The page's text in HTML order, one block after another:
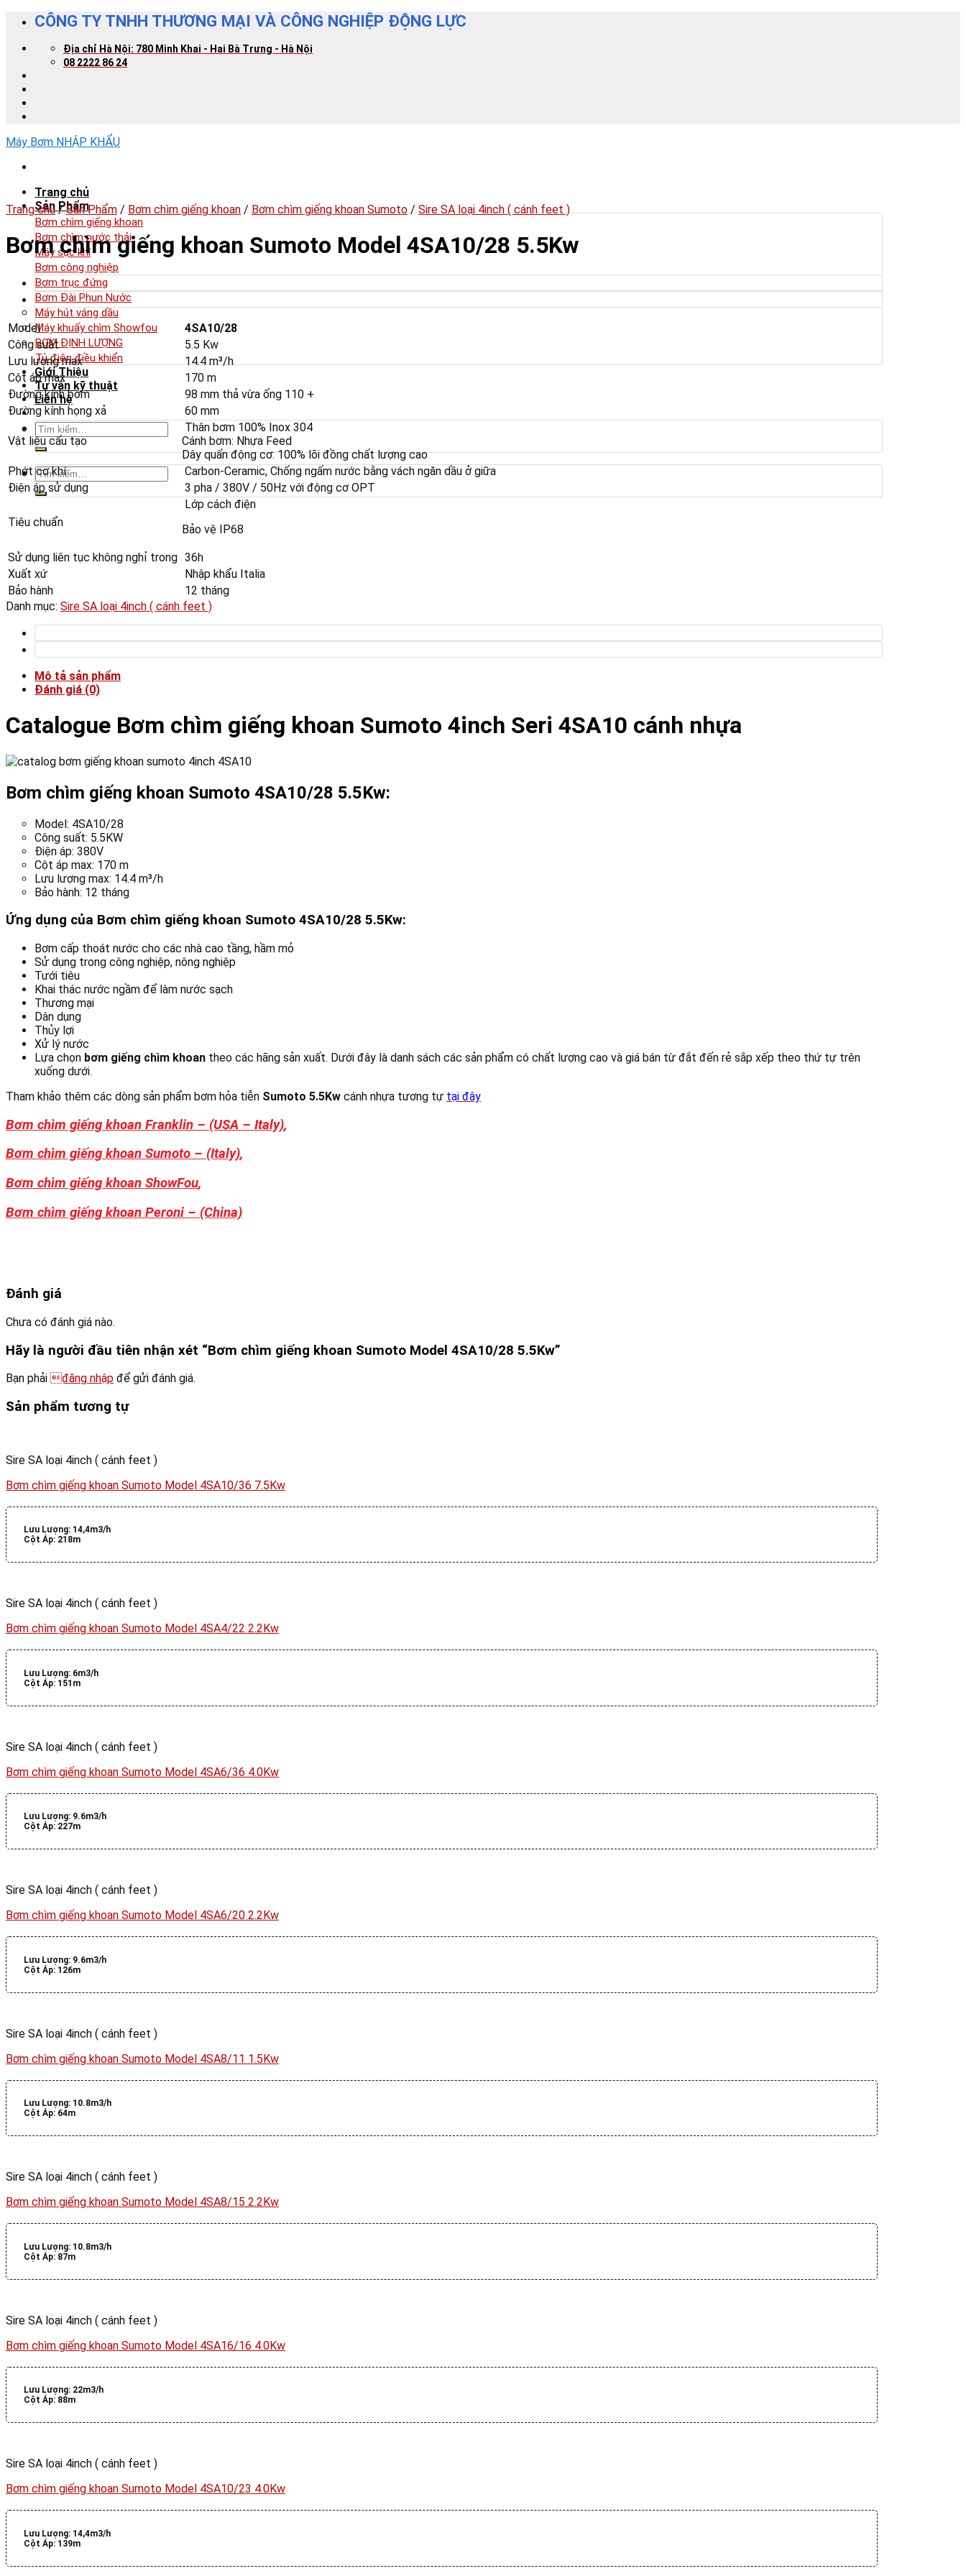
Skip
content
CÔNG TY TNHH THƯƠNG MẠI VÀ CÔNG NGHIỆP ĐỘNG LỰC
Địa chỉ Hà Nội: 780 Minh Khai - Hai Bà Trưng - Hà Nội
08 2222 86 24
Máy Bơm NHẬP KHẨU
Trang chủ
Sản Phẩm
Bơm chìm giếng khoan
Bơm chìm nước thải
Máy sục khí
Bơm công nghiệp
Bơm trục đứng
Bơm Đài Phun Nước
Máy hút váng dầu
Máy khuấy chìm Showfou
BƠM ĐỊNH LƯỢNG
Tủ điện điều khiển
Giới Thiệu
Tư vấn kỹ thuật
Liên hệ
Tìm
kiếm:
Tìm
kiếm:
Trang chủ / Sản Phẩm / Bơm chìm giếng khoan / Bơm chìm giếng khoan Sumoto / Sire SA loại 4inch ( cánh feet )
Bơm chìm giếng khoan Sumoto Model 4SA10/28 5.5Kw
Model
4SA10/28
Công suất
5.5 Kw
Lưu lượng max
14.4 m³/h
Cột áp max
170 m
Đường kính bơm
98 mm thả vừa ống 110 +
Đường kính họng xả
60 mm
Vật liệu cấu tạo
Thân bơm 100% Inox 304
Cánh bơm: Nhựa Feed
Dây quấn động cơ: 100% lõi đồng chất lượng cao
Phớt cơ khí
Carbon-Ceramic, Chống ngấm nước bằng vách ngăn dầu ở giữa
Điện áp sử dụng
3 pha / 380V / 50Hz với động cơ OPT
Tiêu chuẩn
Lớp cách điện
Bảo vệ IP68
Sử dụng liên tục không nghỉ trong 36h
Xuất xứ
Nhập khẩu Italia
Bảo hành
12 tháng
Danh mục: Sire SA loại 4inch ( cánh feet )
Mô tả sản phẩm
Đánh giá (0)
Catalogue Bơm chìm giếng khoan Sumoto 4inch Seri 4SA10 cánh nhựa
Bơm chìm giếng khoan Sumoto 4SA10/28 5.5Kw:
Model: 4SA10/28
Công suất: 5.5KW
Điện áp: 380V
Cột áp max: 170 m
Lưu lượng max: 14.4 m³/h
Bảo hành: 12 tháng
Ứng dụng của Bơm chìm giếng khoan Sumoto 4SA10/28 5.5Kw:
Bơm cấp thoát nước cho các nhà cao tầng, hầm mỏ
Sử dụng trong công nghiệp, nông nghiệp
Tưới tiêu
Khai thác nước ngầm để làm nước sạch
Thương mại
Dân dụng
Thủy lợi
Xử lý nước
Lựa chọn bơm giếng chìm khoan theo các hãng sản xuất. Dưới đây là danh sách các sản phẩm có chất lượng cao và giá bán từ đắt đến rẻ sắp xếp theo thứ tự trên
xuống dưới.
Tham khảo thêm các dòng sản phẩm bơm hỏa tiễn Sumoto 5.5Kw cánh nhựa tương tự tại đây
Bơm chìm giếng khoan Franklin – (USA – Italy),
Bơm chìm giếng khoan Sumoto – (Italy),
Bơm chìm giếng khoan ShowFou,
Bơm chìm giếng khoan Peroni – (China)
Đánh giá
Chưa có đánh giá nào.
Hãy là người đầu tiên nhận xét “Bơm chìm giếng khoan Sumoto Model 4SA10/28 5.5Kw”
Bạn phải đăng nhập để gửi đánh giá.
Sản phẩm tương tự
Sire SA loại 4inch ( cánh feet )
Bơm chìm giếng khoan Sumoto Model 4SA10/36 7.5Kw
Lưu Lượng: 14,4m3/h
Cột Áp: 218m
Sire SA loại 4inch ( cánh feet )
Bơm chìm giếng khoan Sumoto Model 4SA4/22 2.2Kw
Lưu Lượng: 6m3/h
Cột Áp: 151m
Sire SA loại 4inch ( cánh feet )
Bơm chìm giếng khoan Sumoto Model 4SA6/36 4.0Kw
Lưu Lượng: 9.6m3/h
Cột Áp: 227m
Sire SA loại 4inch ( cánh feet )
Bơm chìm giếng khoan Sumoto Model 4SA6/20 2.2Kw
Lưu Lượng: 9.6m3/h
Cột Áp: 126m
Sire SA loại 4inch ( cánh feet )
Bơm chìm giếng khoan Sumoto Model 4SA8/11 1.5Kw
Lưu Lượng: 10.8m3/h
Cột Áp: 64m
Sire SA loại 4inch ( cánh feet )
Bơm chìm giếng khoan Sumoto Model 4SA8/15 2.2Kw
Lưu Lượng: 10.8m3/h
Cột Áp: 87m
Sire SA loại 4inch ( cánh feet )
Bơm chìm giếng khoan Sumoto Model 4SA16/16 4.0Kw
Lưu Lượng: 22m3/h
Cột Áp: 88m
Sire SA loại 4inch ( cánh feet )
Bơm chìm giếng khoan Sumoto Model 4SA10/23 4.0Kw
Lưu Lượng: 14,4m3/h
Cột Áp: 139m